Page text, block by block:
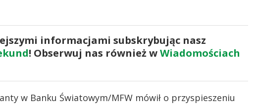
informacjami subskrybując nasz
! Obserwuj nas również wWiadomościach
w Banku Światowym/MFW mówił o przyspieszeniu